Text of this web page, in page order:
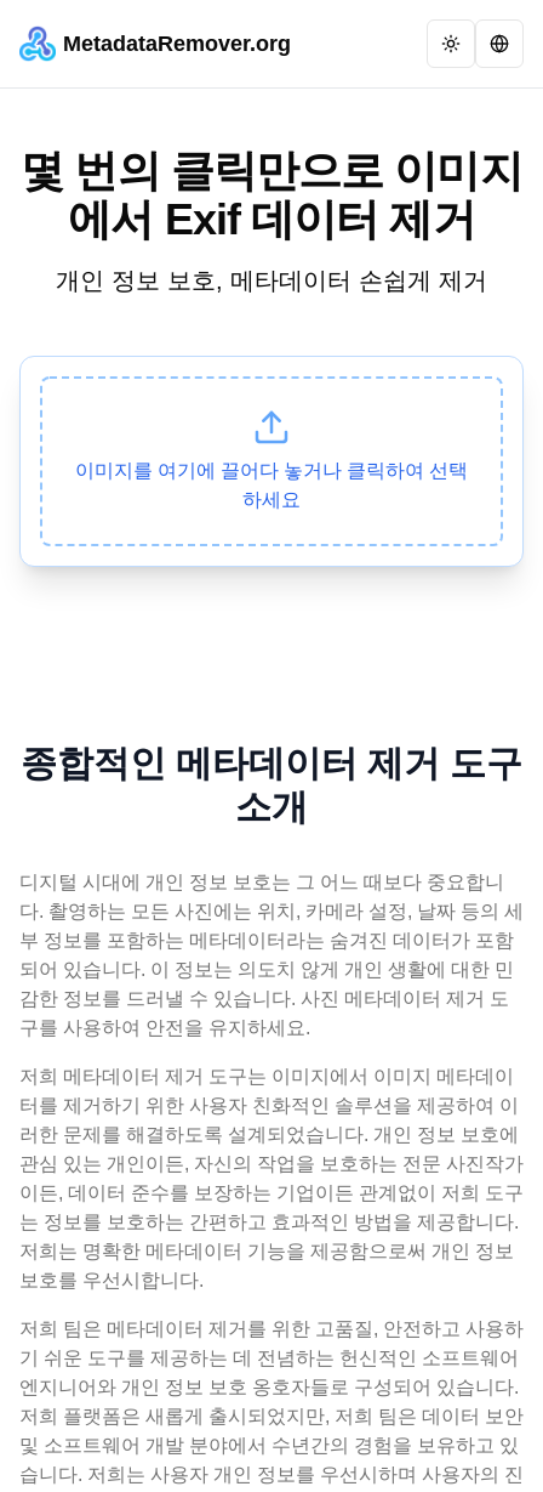
MetadataRemover.org
몇 번의 클릭만으로 이미지
에서 Exif 데이터 제거
개인 정보 보호, 메타데이터 손쉽게 제거
이미지를 여기에 끌어다 놓거나 클릭하여 선택
하세요
종합적인 메타데이터 제거 도구
소개
디지털 시대에 개인 정보 보호는 그 어느 때보다 중요합니
다. 촬영하는 모든 사진에는 위치, 카메라 설정, 날짜 등의 세
부 정보를 포함하는 메타데이터라는 숨겨진 데이터가 포함
되어 있습니다. 이 정보는 의도치 않게 개인 생활에 대한 민
감한 정보를 드러낼 수 있습니다. 사진 메타데이터 제거 도
구를 사용하여 안전을 유지하세요.
저희 메타데이터 제거 도구는 이미지에서 이미지 메타데이
터를 제거하기 위한 사용자 친화적인 솔루션을 제공하여 이
러한 문제를 해결하도록 설계되었습니다. 개인 정보 보호에
관심 있는 개인이든, 자신의 작업을 보호하는 전문 사진작가
이든, 데이터 준수를 보장하는 기업이든 관계없이 저희 도구
는 정보를 보호하는 간편하고 효과적인 방법을 제공합니다.
저희는 명확한 메타데이터 기능을 제공함으로써 개인 정보
보호를 우선시합니다.
저희 팀은 메타데이터 제거를 위한 고품질, 안전하고 사용하
기 쉬운 도구를 제공하는 데 전념하는 헌신적인 소프트웨어
엔지니어와 개인 정보 보호 옹호자들로 구성되어 있습니다.
저희 플랫폼은 새롭게 출시되었지만, 저희 팀은 데이터 보안
및 소프트웨어 개발 분야에서 수년간의 경험을 보유하고 있
습니다. 저희는 사용자 개인 정보를 우선시하며 사용자의 진